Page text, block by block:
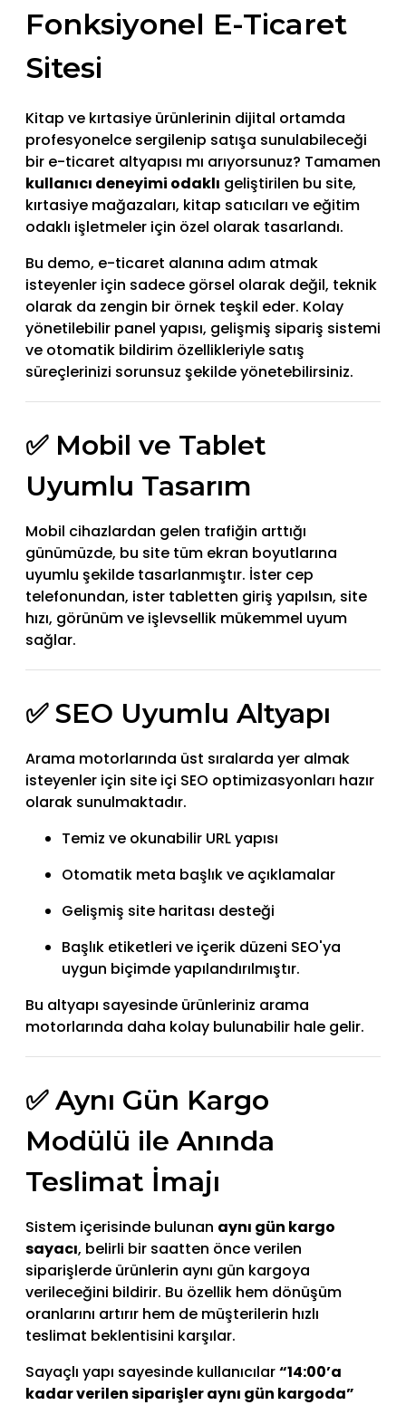
Fonksiyonel E-Ticaret
Sitesi
Kitap ve kırtasiye ürünlerinin dijital ortamda
profesyonelce sergilenip satışa sunulabileceği
bir e-ticaret altyapısı mı arıyorsunuz? Tamamen
kullanıcı deneyimi odaklı geliştirilen bu site,
kırtasiye mağazaları, kitap satıcıları ve eğitim
odaklı işletmeler için özel olarak tasarlandı.
Bu demo, e-ticaret alanına adım atmak
isteyenler için sadece görsel olarak değil, teknik
olarak da zengin bir örnek teşkil eder. Kolay
yönetilebilir panel yapısı, gelişmiş sipariş sistemi
ve otomatik bildirim özellikleriyle satış
süreçlerinizi sorunsuz şekilde yönetebilirsiniz.
✅ Mobil ve Tablet
Uyumlu Tasarım
Mobil cihazlardan gelen trafiğin arttığı
günümüzde, bu site tüm ekran boyutlarına
uyumlu şekilde tasarlanmıştır. İster cep
telefonundan, ister tabletten giriş yapılsın, site
hızı, görünüm ve işlevsellik mükemmel uyum
sağlar.
✅ SEO Uyumlu Altyapı
Arama motorlarında üst sıralarda yer almak
isteyenler için site içi SEO optimizasyonları hazır
olarak sunulmaktadır.
Temiz ve okunabilir URL yapısı
Otomatik meta başlık ve açıklamalar
Gelişmiş site haritası desteği
Başlık etiketleri ve içerik düzeni SEO'ya
uygun biçimde yapılandırılmıştır.
Bu altyapı sayesinde ürünleriniz arama
motorlarında daha kolay bulunabilir hale gelir.
✅ Aynı Gün Kargo
Modülü ile Anında
Teslimat İmajı
Sistem içerisinde bulunan aynı gün kargo
sayacı, belirli bir saatten önce verilen
siparişlerde ürünlerin aynı gün kargoya
verileceğini bildirir. Bu özellik hem dönüşüm
oranlarını artırır hem de müşterilerin hızlı
teslimat beklentisini karşılar.
Sayaçlı yapı sayesinde kullanıcılar“14:00’a
kadar verilen siparişler aynı gün kargoda”